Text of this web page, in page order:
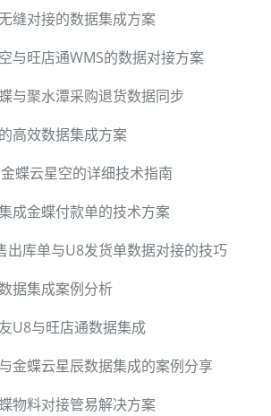
缝对接的数据集成方案
与旺店通WMS的数据对接方案
与聚水潭采购退货数据同步
高效数据集成方案
蝶云星空的详细技术指南
成金蝶付款单的技术方案
出库单与U8发货单数据对接的技巧
据集成案例分析
U8与旺店通数据集成
金蝶云星辰数据集成的案例分享
物料对接管易解决方案